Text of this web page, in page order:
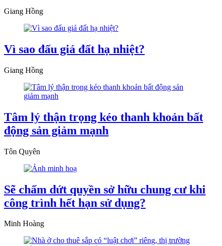
Giang Hồng
Vì sao đấu giá đất hạ nhiệt?
Giang Hồng
Tâm lý thận trọng kéo thanh khoản bất
động sản giảm mạnh
Tôn Quyên
Sẽ chấm dứt quyền sở hữu chung cư khi
công trình hết hạn sử dụng?
Minh Hoàng